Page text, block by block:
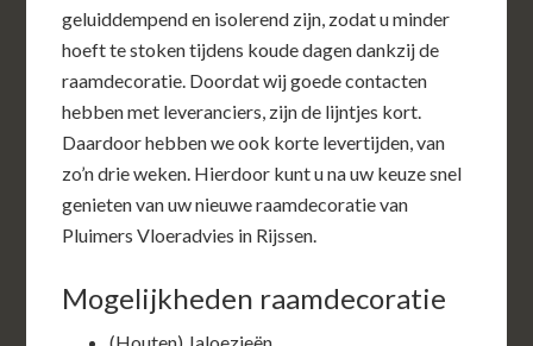
geluiddempend en isolerend zijn, zodat u minder
hoeft te stoken tijdens koude dagen dankzij de
raamdecoratie. Doordat wij goede contacten
hebben met leveranciers, zijn de lijntjes kort.
Daardoor hebben we ook korte levertijden, van
zo’n drie weken. Hierdoor kunt u na uw keuze snel
genieten van uw nieuwe raamdecoratie van
Pluimers Vloeradvies in Rijssen.
Mogelijkheden raamdecoratie